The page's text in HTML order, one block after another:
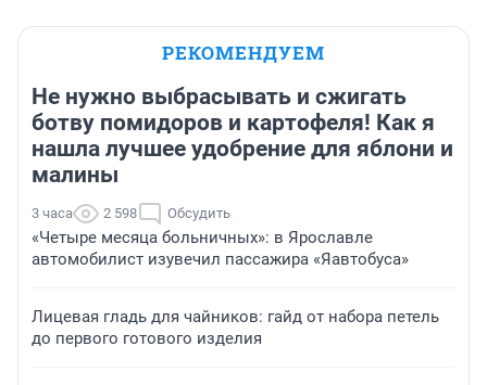
РЕКОМЕНДУЕМ
Не нужно выбрасывать и сжигать
ботву помидоров и картофеля! Как я
нашла лучшее удобрение для яблони и
малины
3 часа 2 598 Обсудить
«Четыре месяца больничных»: в Ярославле
автомобилист изувечил пассажира «Яавтобуса»
Лицевая гладь для чайников: гайд от набора петель
до первого готового изделия